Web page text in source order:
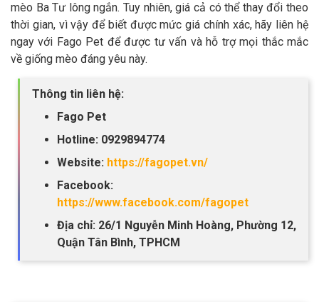
mèo Ba Tư lông ngắn. Tuy nhiên, giá cả có thể thay đổi theo
thời gian, vì vậy để biết được mức giá chính xác, hãy liên hệ
ngay với Fago Pet để được tư vấn và hỗ trợ mọi thắc mắc
về giống mèo đáng yêu này.
Thông tin liên hệ:
Fago Pet
Hotline: 0929894774
Website: https://fagopet.vn/
Facebook:
https://www.facebook.com/fagopet
Địa chỉ: 26/1 Nguyễn Minh Hoàng, Phường 12,
Quận Tân Bình, TPHCM